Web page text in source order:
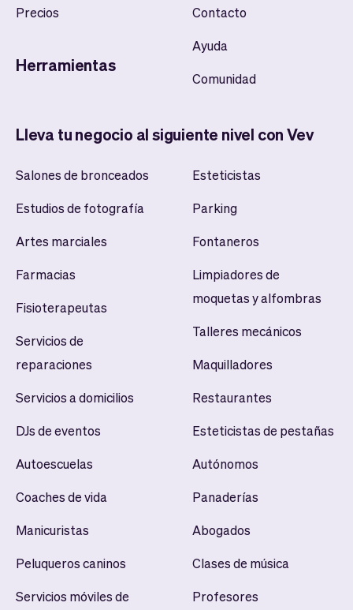
Precios
Herramientas
Contacto
Ayuda
Comunidad
Lleva tu negocio al siguiente nivel con Vev
Salones de bronceados
Estudios de fotografía
Artes marciales
Farmacias
Fisioterapeutas
Servicios de
reparaciones
Servicios a domicilios
DJs de eventos
Autoescuelas
Coaches de vida
Manicuristas
Peluqueros caninos
Servicios móviles de
Esteticistas
Parking
Fontaneros
Limpiadores de
moquetas y alfombras
Talleres mecánicos
Maquilladores
Restaurantes
Esteticistas de pestañas
Autónomos
Panaderías
Abogados
Clases de música
Profesores